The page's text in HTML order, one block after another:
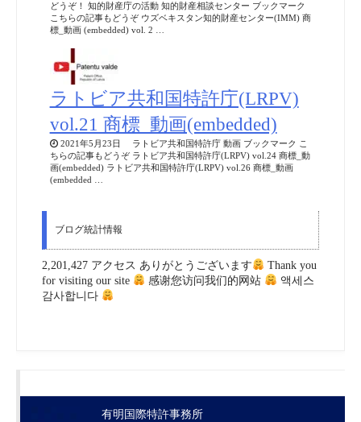
どうぞ！ 知的財産庁の活動 知的財産相談センター ブックマーク
こちらの記事もどうぞ ウズベキスタン知的財産センター(IMM) 商
標_動画 (embedded) vol. 2 …
ラトビア共和国特許庁(LRPV)
vol.21 商標_動画(embedded)
2021年5月23日 ラトビア共和国特許庁 動画 ブックマーク こ
ちらの記事もどうぞ ラトビア共和国特許庁(LRPV) vol.24 商標_動
画(embedded) ラトビア共和国特許庁(LRPV) vol.26 商標_動画
(embedded …
ブログ統計情報
2,201,427 アクセス ありがとうございます
Thank you
for visiting our site
感谢您访问我们的网站
액세스
감사합니다
有明国際特許事務所